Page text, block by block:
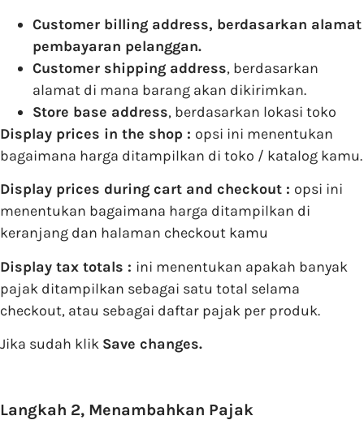
Customer billing address, berdasarkan alamat
pembayaran pelanggan.
Customer shipping address, berdasarkan
alamat di mana barang akan dikirimkan.
Store base address, berdasarkan lokasi toko
Display prices in the shop : opsi ini menentukan
bagaimana harga ditampilkan di toko / katalog kamu.
Display prices during cart and checkout : opsi ini
menentukan bagaimana harga ditampilkan di
keranjang dan halaman checkout kamu
Display tax totals : ini menentukan apakah banyak
pajak ditampilkan sebagai satu total selama
checkout, atau sebagai daftar pajak per produk.
Jika sudah klik Save changes.
Langkah 2, Menambahkan Pajak